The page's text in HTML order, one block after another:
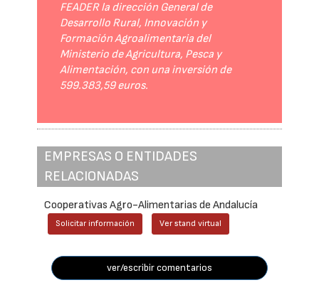
FEADER la dirección General de
Desarrollo Rural, Innovación y
Formación Agroalimentaria del
Ministerio de Agricultura, Pesca y
Alimentación, con una inversión de
599.383,59 euros.
EMPRESAS O ENTIDADES
RELACIONADAS
Cooperativas Agro-Alimentarias de Andalucía
Solicitar información Ver stand virtual
ver/escribir comentarios